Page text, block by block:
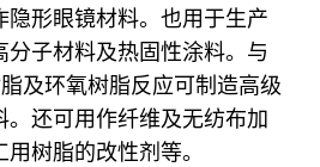
隐形眼镜材料。也用于生产
分子材料及热固性涂料。与
及环氧树脂反应可制造高级
。还可用作纤维及无纺布加
树脂的改性剂等。